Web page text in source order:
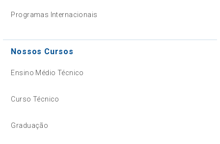
Programas Internacionais
Nossos Cursos
Ensino Médio Técnico
Curso Técnico
Graduação